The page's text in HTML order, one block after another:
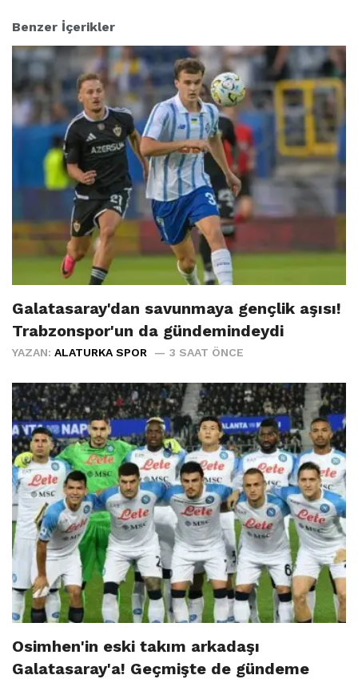
Benzer İçerikler
Galatasaray'dan savunmaya gençlik aşısı!
Trabzonspor'un da gündemindeydi
YAZAN: ALATURKA SPOR 3 SAAT ÖNCE
Osimhen'in eski takım arkadaşı
Galatasaray'a! Geçmişte de gündeme